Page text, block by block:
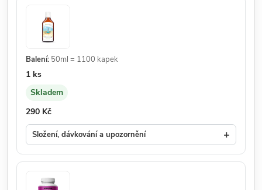
Balení: 50ml = 1100 kapek
Množství:
1 ks
Dostupnost:
Skladem
Cena:
290 Kč
Složení, dávkování a upozornění +